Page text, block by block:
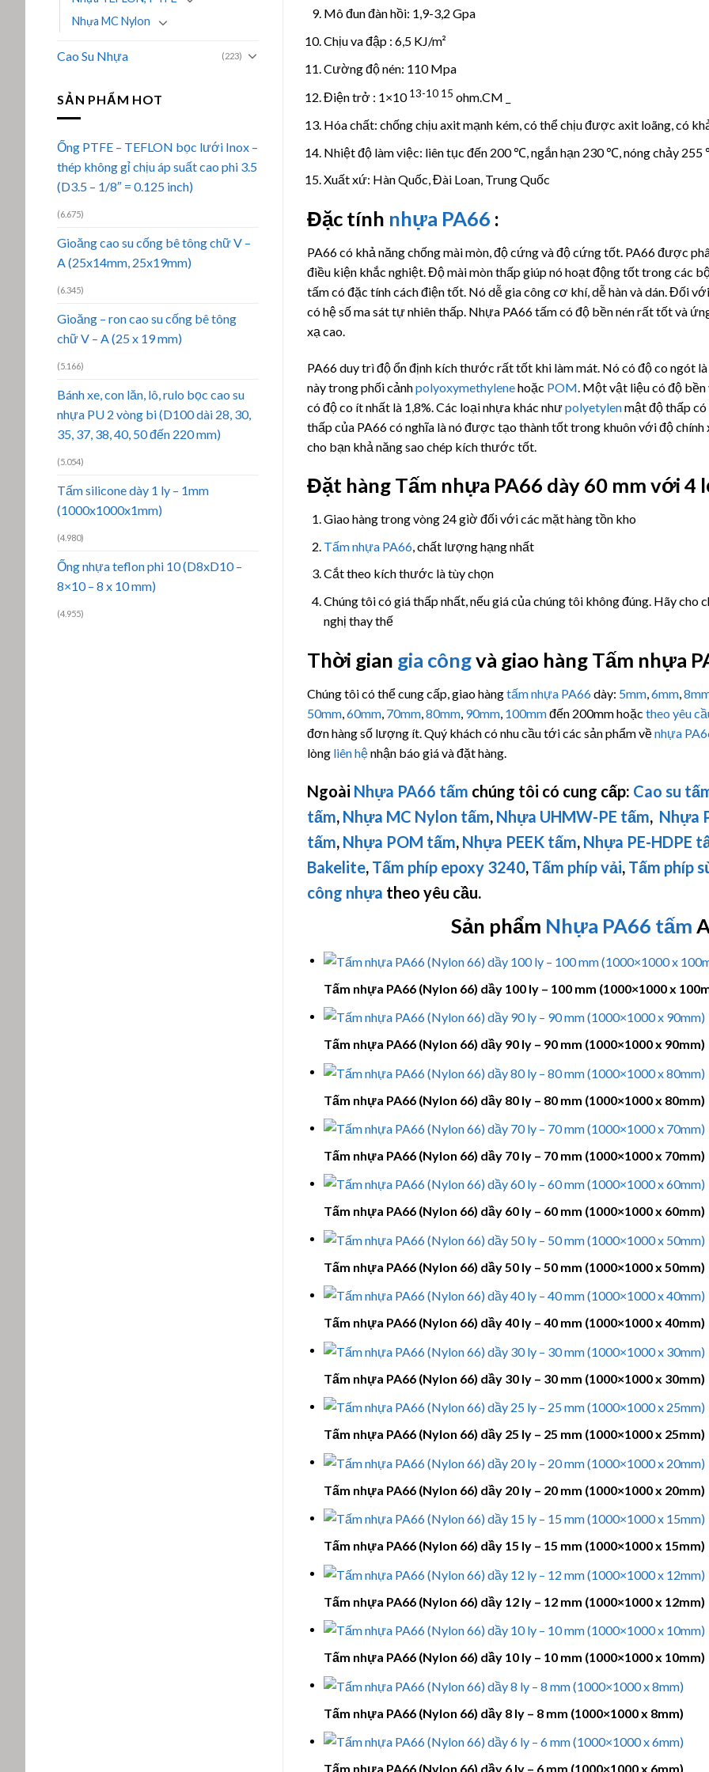
Nhựa MC Nylon
Cao Su Nhựa (223)
SẢN PHẨM HOT
Ống PTFE – TEFLON bọc lưới Inox –
thép không gỉ chịu áp suất cao phi 3.5
(D3.5 – 1/8″ = 0.125 inch)
(6.675)
Gioăng cao su cống bê tông chữ V –
A (25x14mm, 25x19mm)
(6.345)
Gioăng – ron cao su cống bê tông
chữ V – A (25 x 19 mm)
(5.166)
Bánh xe, con lăn, lô, rulo bọc cao su
nhựa PU 2 vòng bi (D100 dài 28, 30,
35, 37, 38, 40, 50 đến 220 mm)
(5.054)
Tấm silicone dày 1 ly – 1mm
(1000x1000x1mm)
(4.980)
Ống nhựa teflon phi 10 (D8xD10 –
8×10 – 8 x 10 mm)
(4.955)
Mô đun đàn hồi: 1,9-3,2 Gpa
Chịu va đập : 6,5 KJ/m²
Cường độ nén: 110 Mpa
Điện trở : 1×1013-10 15 ohm.CM _
Hóa chất: chống chịu axit mạnh kém, có thể chịu được axit loãng, có
Nhiệt độ làm việc: liên tục đến 200 ℃, ngắn hạn 230 ℃, nóng chảy
Xuất xứ: Hàn Quốc, Đài Loan, Trung Quốc
Đặc tính nhựa PA66 :
PA66 có khả năng chống mài mòn, độ cứng và độ cứng tốt. PA66 được
điều kiện khắc nghiệt. Độ mài mòn thấp giúp nó hoạt động tốt trong các
tấm có đặc tính cách điện tốt. Nó dễ gia công cơ khí, dễ hàn và dán. Đối
có hệ số ma sát tự nhiên thấp. Nhựa PA66 tấm có độ bền nén rất tốt và
xạ cao.
PA66 duy trì độ ổn định kích thước rất tốt khi làm mát. Nó có độ co ngót
này trong phối cảnhpolyoxymethylenehoặc POM . Một vật liệu có độ
có độ co ít nhất là 1,8%. Các loại nhựa khác nhưpolyetylenmật độ thấp
thấp của PA66 có nghĩa là nó được tạo thành tốt trong khuôn với độ
cho bạn khả năng sao chép kích thước tốt.
Đặt hàng Tấm nhựa PA66 dày 60 mm với 4
Giao hàng trong vòng 24 giờ đối với các mặt hàng tồn kho
Tấm nhựa PA66, chất lượng hạng nhất
Cắt theo kích thước là tùy chọn
Chúng tôi có giá thấp nhất, nếu giá của chúng tôi không đúng. Hãy
nghị thay thế
Thời gian gia côngvà giao hàng Tấm nhựa
Chúng tôi có thể cung cấp, giao hàngtấm nhựa PA66dày: 5mm 6mm
50mm 60mm 70mm 80mm 90mm 100mmđến 200mm hoặc theo yêu
đơn hàng số lượng ít. Quý khách có nhu cầu tới các sản phẩm vềnhựa
lòng liên hệnhận báo giá và đặt hàng.
Ngoài Nhựa PA66 tấm chúng tôi có cung cấp: Cao su
tấm, Nhựa MC Nylon tấm, Nhựa UHMW-PE tấm, Nhựa
tấm, Nhựa POM tấm, Nhựa PEEK tấm, Nhựa PE-HDPE
Bakelite, Tấm phíp epoxy 3240, Tấm phíp vải, Tấm phíp
công nhựa theo yêu cầu.
Sản phẩm Nhựa PA66 tấm
Tấm nhựa PA66 (Nylon 66) dầy 100 ly – 100 mm (1000×1000 x
Tấm nhựa PA66 (Nylon 66) dầy 90 ly – 90 mm (1000×1000 x 90mm)
Tấm nhựa PA66 (Nylon 66) dầy 80 ly – 80 mm (1000×1000 x 80mm)
Tấm nhựa PA66 (Nylon 66) dầy 70 ly – 70 mm (1000×1000 x 70mm)
Tấm nhựa PA66 (Nylon 66) dầy 60 ly – 60 mm (1000×1000 x 60mm)
Tấm nhựa PA66 (Nylon 66) dầy 50 ly – 50 mm (1000×1000 x 50mm)
Tấm nhựa PA66 (Nylon 66) dầy 40 ly – 40 mm (1000×1000 x 40mm)
Tấm nhựa PA66 (Nylon 66) dầy 30 ly – 30 mm (1000×1000 x 30mm)
Tấm nhựa PA66 (Nylon 66) dầy 25 ly – 25 mm (1000×1000 x 25mm)
Tấm nhựa PA66 (Nylon 66) dầy 20 ly – 20 mm (1000×1000 x 20mm)
Tấm nhựa PA66 (Nylon 66) dầy 15 ly – 15 mm (1000×1000 x 15mm)
Tấm nhựa PA66 (Nylon 66) dầy 12 ly – 12 mm (1000×1000 x 12mm)
Tấm nhựa PA66 (Nylon 66) dầy 10 ly – 10 mm (1000×1000 x 10mm)
Tấm nhựa PA66 (Nylon 66) dầy 8 ly – 8 mm (1000×1000 x 8mm)
Tấm nhựa PA66 (Nylon 66) dầy 6 ly – 6 mm (1000×1000 x 6mm)